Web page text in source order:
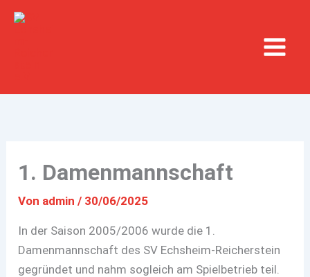
Zum
1. Damenmannschaft
Von admin/ 30/06/2025
In der Saison 2005/2006 wurde die 1.
Damenmannschaft des SV Echsheim-Reicherstein
gegründet und nahm sogleich am Spielbetrieb teil.